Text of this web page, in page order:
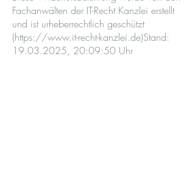
Fachanwälten der IT-Recht Kanzlei erstellt
und ist urheberrechtlich geschützt
(https://www.it-recht-kanzlei.de)Stand:
19.03.2025, 20:09:50 Uhr